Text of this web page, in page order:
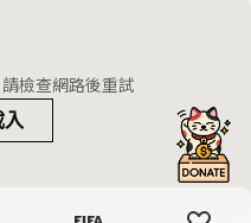
檢查網路後重試
入